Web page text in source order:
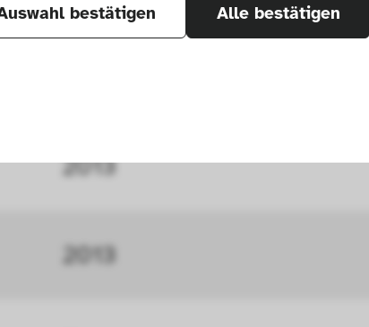
bestätigen Alle bestätigen
verbessern. In einigen Fällen wird
Einstellungen auf unserer Seite
2013
2013